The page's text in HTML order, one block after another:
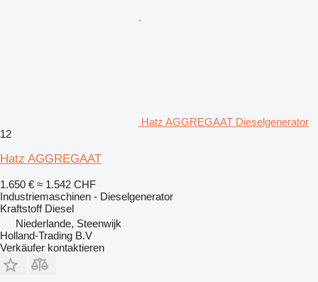
Hatz AGGREGAAT Dieselgenerator
12
Hatz AGGREGAAT
1.650 € ≈ 1.542 CHF
Industriemaschinen - Dieselgenerator
Kraftstoff Diesel
Niederlande, Steenwijk
Holland-Trading B.V
Verkäufer kontaktieren